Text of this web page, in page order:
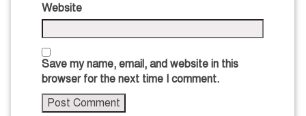
Website
Save my name, email, and website in this
browser for the next time I comment.